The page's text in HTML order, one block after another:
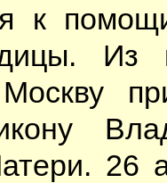
к
Из
26